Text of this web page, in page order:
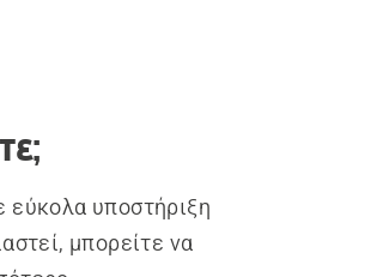
εύκολα υποστήριξη
μπορείτε να